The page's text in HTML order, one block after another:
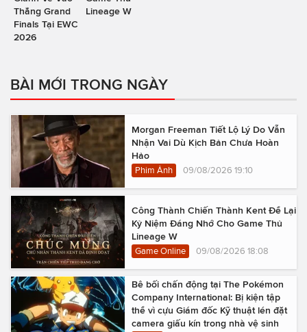
Thẳng Grand
Finals Tại EWC
2026
Lineage W
BÀI MỚI TRONG NGÀY
Morgan Freeman Tiết Lộ Lý Do Vẫn
Nhận Vai Dù Kịch Bản Chưa Hoàn
Hảo
Phim Ảnh 09/08/2026 19:10
Công Thành Chiến Thành Kent Để Lại
Kỷ Niệm Đáng Nhớ Cho Game Thủ
Lineage W
Game Online 09/08/2026 18:08
Bê bối chấn động tại The Pokémon
Company International: Bị kiện tập
thể vì cựu Giám đốc Kỹ thuật lén đặt
camera giấu kín trong nhà vệ sinh